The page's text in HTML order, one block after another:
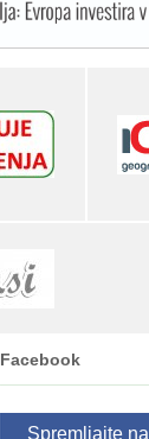
Facebook
Spremljajte